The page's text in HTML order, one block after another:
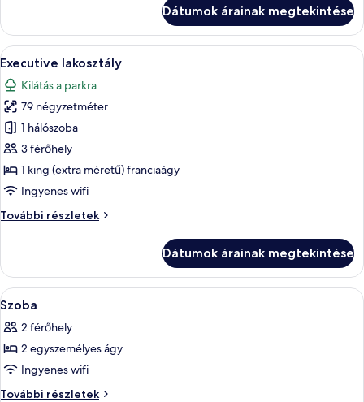
további
részletei
Dátumok árainak megtekintése
A
következő
szoba
összes
képének
megtekintése:
Executive
lakosztály
Egy szállodai szoba, amelyben egy
14
Executive lakosztály
Kilátás a parkra
79 négyzetméter
1 hálószoba
3 férőhely
1 king (extra méretű) franciaágy
Ingyenes wifi
További részletek
Executive
Dátumok árainak megtekintése
A
következő
szoba
összes
képének
megtekintése:
Egy szállodai szoba, amelyben két
5
Szoba
2 férőhely
2 egyszemélyes ágy
Ingyenes wifi
További részletek
Szoba